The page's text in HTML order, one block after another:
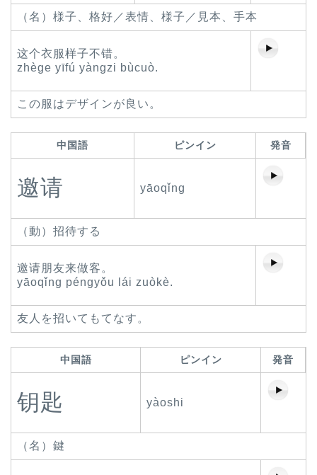
（名）様子、格好／表情、様子／見本、手本
这个衣服样子不错。
zhège yīfú yàngzi bùcuò.
この服はデザインが良い。
中国語 ピンイン 発音
邀请 yāoqǐng
（動）招待する
邀请朋友来做客。
yāoqǐng péngyǒu lái zuòkè.
友人を招いてもてなす。
中国語 ピンイン 発音
钥匙 yàoshi
（名）鍵